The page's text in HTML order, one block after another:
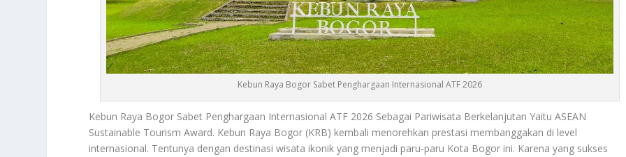
Kebun Raya Bogor Sabet Penghargaan Internasional ATF 2026
Kebun Raya Bogor Sabet Penghargaan Internasional ATF 2026 Sebagai Pariwisata Berkelanjutan Yaitu ASEAN
Sustainable Tourism Award. Kebun Raya Bogor (KRB) kembali menorehkan prestasi membanggakan di level
internasional. Tentunya dengan destinasi wisata ikonik yang menjadi paru-paru Kota Bogor ini. Karena yang sukses